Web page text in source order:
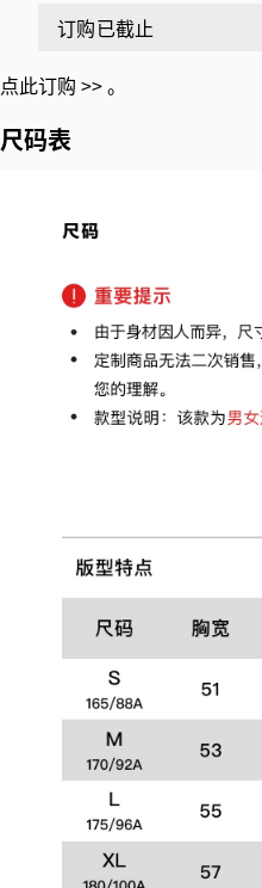
订购已截止
点此订购 >>。
尺码表